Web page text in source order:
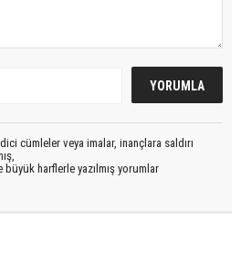
cümleler veya imalar, inançlara saldırı
harflerle yazılmış yorumlar